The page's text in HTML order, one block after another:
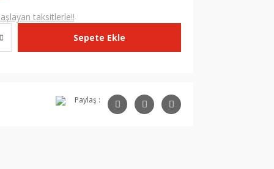
taksitlerle!!
Sepete Ekle
Paylaş :